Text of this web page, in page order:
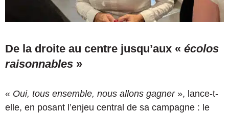
De la droite au centre jusqu’aux « écolos
raisonnables »
« Oui, tous ensemble, nous allons gagner», lance-t-
elle, en posant l’enjeu central de sa campagne : le